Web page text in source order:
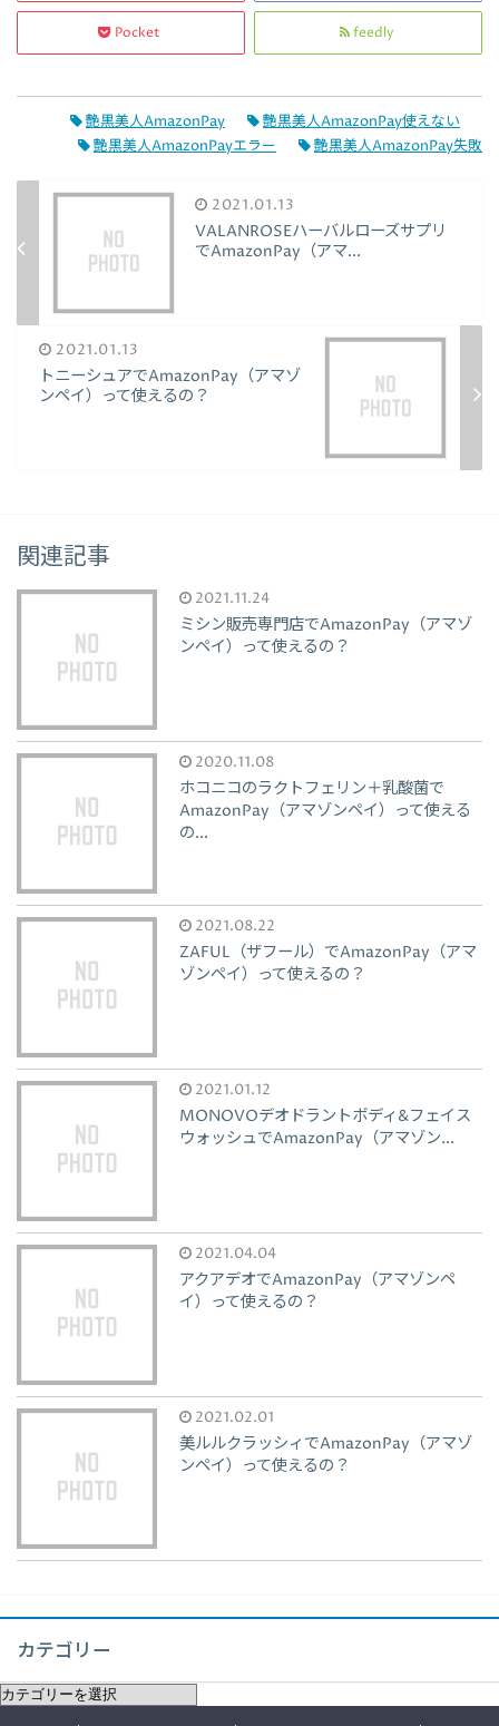
Pocket feedly
艶黒美人AmazonPay
艶黒美人AmazonPay使えない
艶黒美人AmazonPayエラー
艶黒美人AmazonPay失敗
2021.01.13
VALANROSEハーバルローズサプリ
でAmazonPay（アマ...
2021.01.13
トニーシュアでAmazonPay（アマゾ
ンペイ）って使えるの？
関連記事
2021.11.24
ミシン販売専門店でAmazonPay（アマゾ
ンペイ）って使えるの？
2020.11.08
ホコニコのラクトフェリン＋乳酸菌で
AmazonPay（アマゾンペイ）って使える
の...
2021.08.22
ZAFUL（ザフール）でAmazonPay（アマ
ゾンペイ）って使えるの？
2021.01.12
MONOVOデオドラントボディ&フェイス
ウォッシュでAmazonPay（アマゾン...
2021.04.04
アクアデオでAmazonPay（アマゾンペ
イ）って使えるの？
2021.02.01
美ルルクラッシィでAmazonPay（アマゾ
ンペイ）って使えるの？
カテゴリー